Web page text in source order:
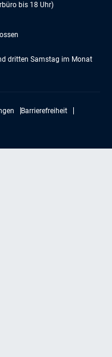
bis 18 Uhr)
dritten Samstag im Monat
Barrierefreiheit